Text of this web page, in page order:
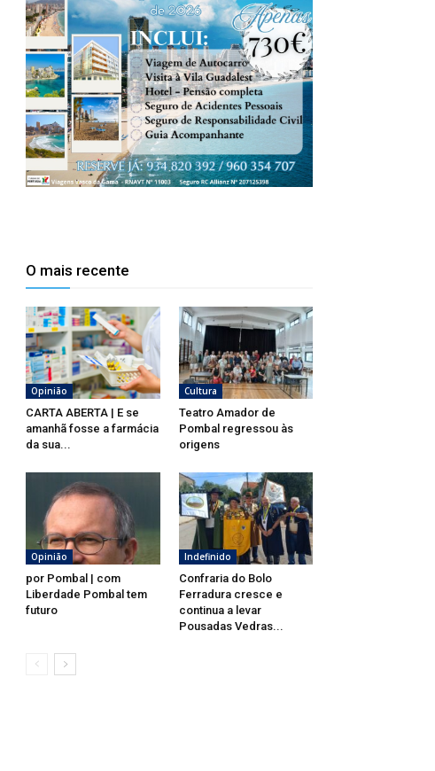
O mais recente
Opinião
CARTA ABERTA | E se
amanhã fosse a farmácia
da sua...
Cultura
Teatro Amador de
Pombal regressou às
origens
Opinião
por Pombal | com
Liberdade Pombal tem
futuro
Indefinido
Confraria do Bolo
Ferradura cresce e
continua a levar
Pousadas Vedras...